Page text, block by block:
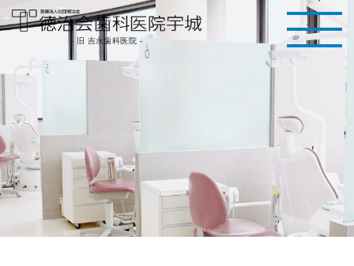
医療法人社団徳治
会 徳治会歯科医院
医院]｜熊本県宇城
市
- 旧 吉永歯科医院 -